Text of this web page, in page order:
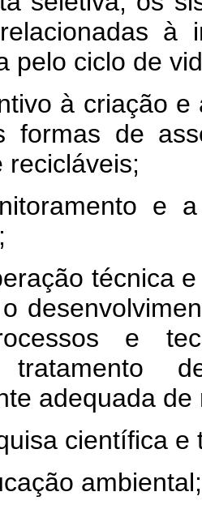
à
pelo ciclo de
à criação
formas de
recicláveis;
e a
técnica
e
tratamento
adequada
científica